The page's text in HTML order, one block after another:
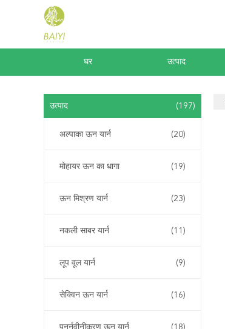
घर उत्पाद
उत्पाद (197)
अल्पाका ऊन यार्न (20)
मोहायर ऊन का धागा (19)
ऊन मिश्रण यार्न (23)
नकली साबर यार्न (11)
लूप वूल यार्न (9)
सेक्विन ऊन यार्न (16)
पुनर्नवीनीकरण ऊन यार्न (18)